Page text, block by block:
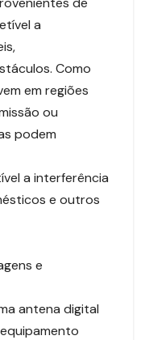
a
Como
em regiões
ou
podem
a interferência
e outros
e
antena digital